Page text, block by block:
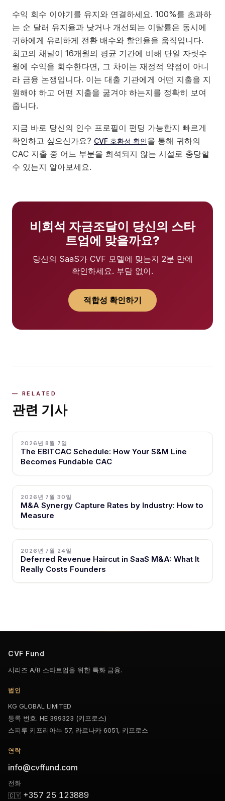
수익 회수 이야기를 유지와 연결하세요. 100%를 초과하
는 순 달러 유지율과 낮거나 개선되는 이탈률은 동시에
귀하에게 유리하게 전환 배수와 할인율을 움직입니다.
최고의 채널이 16개월의 평균 기간에 비해 단일 자릿수
월에 수익을 회수한다면, 그 차이는 재정적 약점이 아니
라 금융 논쟁입니다. 이는 대출 기관에게 어떤 지출을 지
원해야 하고 어떤 지출을 굶겨야 하는지를 정확히 보여
줍니다.
지금 바로 당신의 인수 프로필이 펀딩 가능한지 빠르게
확인하고 싶으신가요? CVF 호환성 확인을 통해 귀하의
CAC 지출 중 어느 부분을 희석되지 않는 시설로 충당할
수 있는지 알아보세요.
비희석 자금조달이 당신의 스타
트업에 맞을까요?
당신의 SaaS가 CVF 모델에 맞는지 2분 만에
확인하세요. 부담 없이.
적합성 확인하기
관련 기사
2026년 8월 7일
The EBITCAC Schedule: How Your S&M Line
Becomes Fundable CAC
2026년 7월 30일
M&A Synergy Capture Rates by Industry: How to
Measure
2026년 7월 24일
Deferred Revenue Haircut in SaaS M&A: What It
Really Costs Founders
CVF Fund
시리즈 A/B 스타트업을 위한 특화 금융.
법인
KG GLOBAL LIMITED
등록 번호. HE 399323 (키프로스)
스피루 키프리아누 57, 라르나카 6051, 키프로스
연락
info@cvffund.com
전화
🇨🇾 +357 25 123889